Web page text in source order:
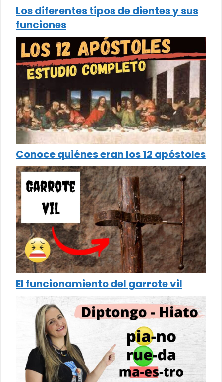
Los diferentes tipos de dientes y sus
funciones
Conoce quiénes eran los 12 apóstoles
El funcionamiento del garrote vil